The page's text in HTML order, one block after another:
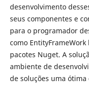
desenvolvimento
seus componentes e
para o programador
como
pacotes Nuget. A
ambiente de
de soluções uma ótima